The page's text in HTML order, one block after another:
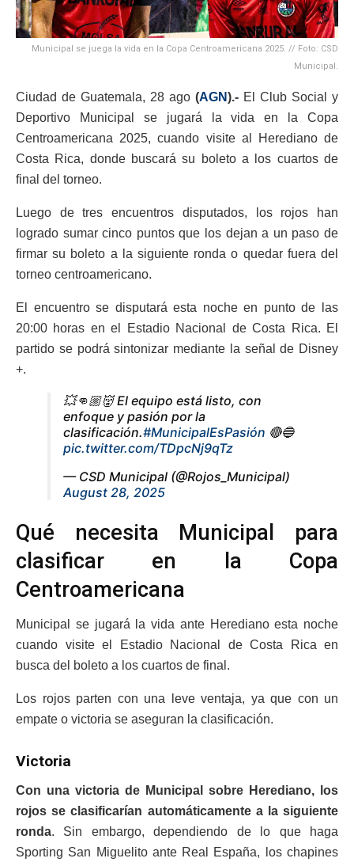
Municipal se juega la vida en la Copa Centroamericana 2025. // Foto: CSD
Municipal.
Ciudad de Guatemala, 28 ago (AGN).- El Club Social y
Deportivo Municipal se jugará la vida en la Copa
Centroamericana 2025, cuando visite al Herediano de
Costa Rica, donde buscará su boleto a los cuartos de
final del torneo.
Luego de tres encuentros disputados, los rojos han
logrado sumar cinco puntos que los dejan a un paso de
firmar su boleto a la siguiente ronda o quedar fuera del
torneo centroamericano.
El encuentro se disputará esta noche en punto de las
20:00 horas en el Estadio Nacional de Costa Rica. El
partido se podrá sintonizar mediante la señal de Disney
+.
💥👊🏼👹 El equipo está listo, con
enfoque y pasión por la
clasificación.#MunicipalEsPasión 🔴🔵
pic.twitter.com/TDpcNj9qTz
— CSD Municipal (@Rojos_Municipal)
August 28, 2025
Qué necesita Municipal para
clasificar en la Copa
Centroamericana
Municipal se jugará la vida ante Herediano esta noche
cuando visite el Estadio Nacional de Costa Rica en
busca del boleto a los cuartos de final.
Los rojos parten con una leve ventaja, ya que con un
empate o victoria se aseguran la clasificación.
Victoria
Con una victoria de Municipal sobre Herediano, los
rojos se clasificarían automáticamente a la siguiente
ronda. Sin embargo, dependiendo de lo que haga
Sporting San Miguelito ante Real España, los chapines